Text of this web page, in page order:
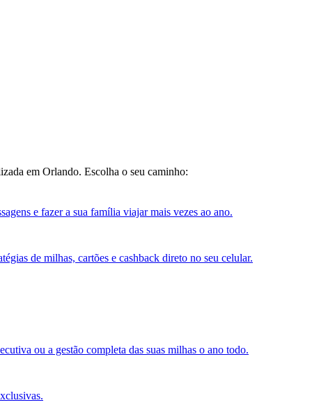
em Orlando. Escolha o seu caminho:
e fazer a sua família viajar mais vezes ao ano.
de milhas, cartões e cashback direto no seu celular.
ou a gestão completa das suas milhas o ano todo.